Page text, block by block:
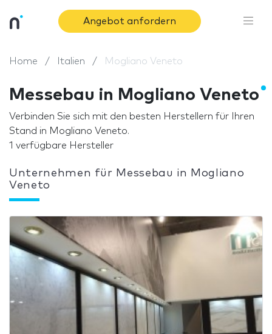
Angebot anfordern
Home Italien Mogliano Veneto
Messebau in Mogliano Veneto
Verbinden Sie sich mit den besten Herstellern für Ihren
Stand in Mogliano Veneto.
1 verfügbare Hersteller
Unternehmen für Messebau in Mogliano
Veneto